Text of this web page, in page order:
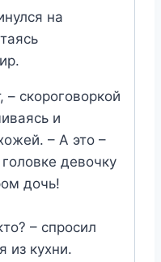
на
скороговоркой
и
– А это –
девочку
дочь!
– спросил
из кухни.